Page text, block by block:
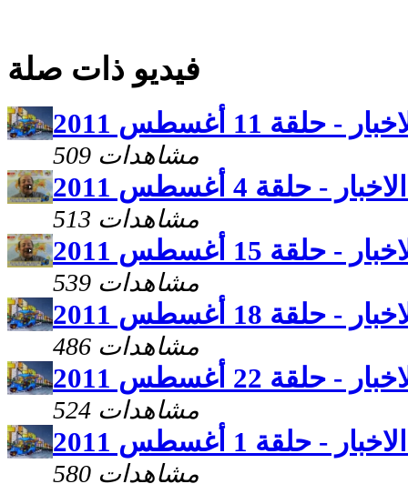
فيديو ذات صلة
11 أغسطس 2011
509 مشاهدات
- حلقة 4 أغسطس 2011
513 مشاهدات
15 أغسطس 2011
539 مشاهدات
18 أغسطس 2011
486 مشاهدات
22 أغسطس 2011
524 مشاهدات
- حلقة 1 أغسطس 2011
580 مشاهدات